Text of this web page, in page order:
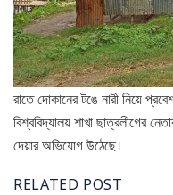
রাতে দোকানের টঙে নারী নিয়ে
বিশ্ববিদ্যালয় শাখা ছাত্রলীগের
দেয়ার অভিযোগ উঠেছে।
RELATED POST